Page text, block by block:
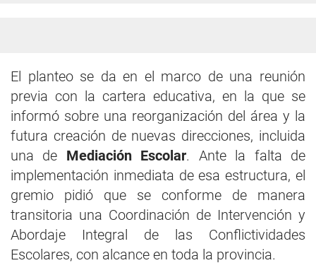
El planteo se da en el marco de una reunión
previa con la cartera educativa, en la que se
informó sobre una reorganización del área y la
futura creación de nuevas direcciones, incluida
una de Mediación Escolar. Ante la falta de
implementación inmediata de esa estructura, el
gremio pidió que se conforme de manera
transitoria una Coordinación de Intervención y
Abordaje Integral de las Conflictividades
Escolares, con alcance en toda la provincia.